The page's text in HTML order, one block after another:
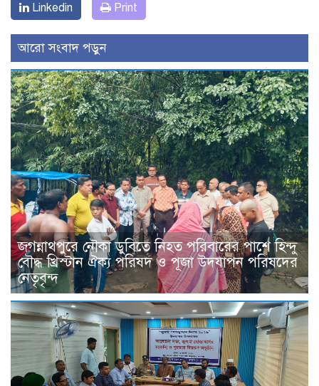
Linkedin Print
আরো সংবাদ পড়ুন
জগন্নাথপুরে নৌকা ডুবিতে নিহত পরিবারের পাশে হিন্দু
বৌদ্ধ খ্রিস্টান ঐক্য পরিষদ ও পূজা উদযাপন পরিষদের
নেতৃবৃন্দ